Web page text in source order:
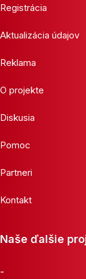
Registrácia
Aktualizácia údajov
Reklama
O projekte
Diskusia
Pomoc
Partneri
Kontakt
Naše ďalšie
-